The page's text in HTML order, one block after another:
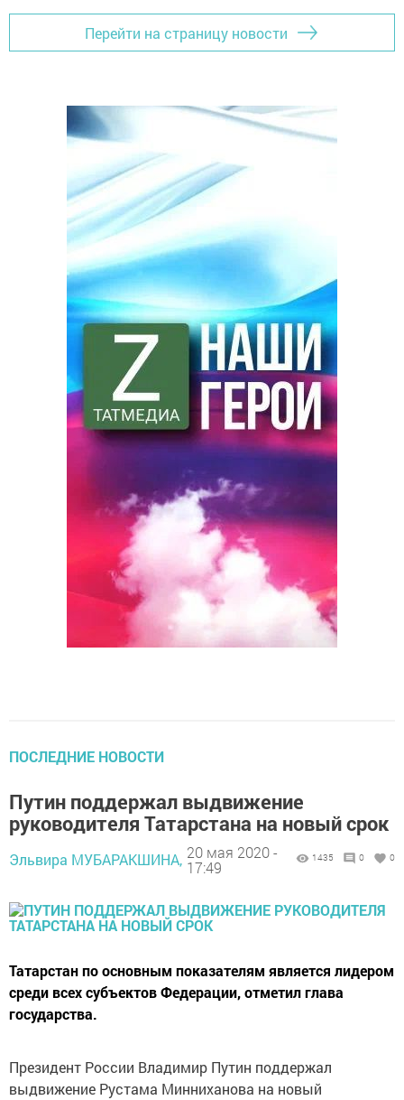
Перейти на страницу новости
ПОСЛЕДНИЕ НОВОСТИ
Путин поддержал выдвижение
руководителя Татарстана на новый срок
Эльвира МУБАРАКШИНА, 20 мая 2020 -
17:49
1435 0 0
Татарстан по основным показателям является лидером
среди всех субъектов Федерации, отметил глава
государства.
Президент России Владимир Путин поддержал
выдвижение Рустама Минниханова на новый